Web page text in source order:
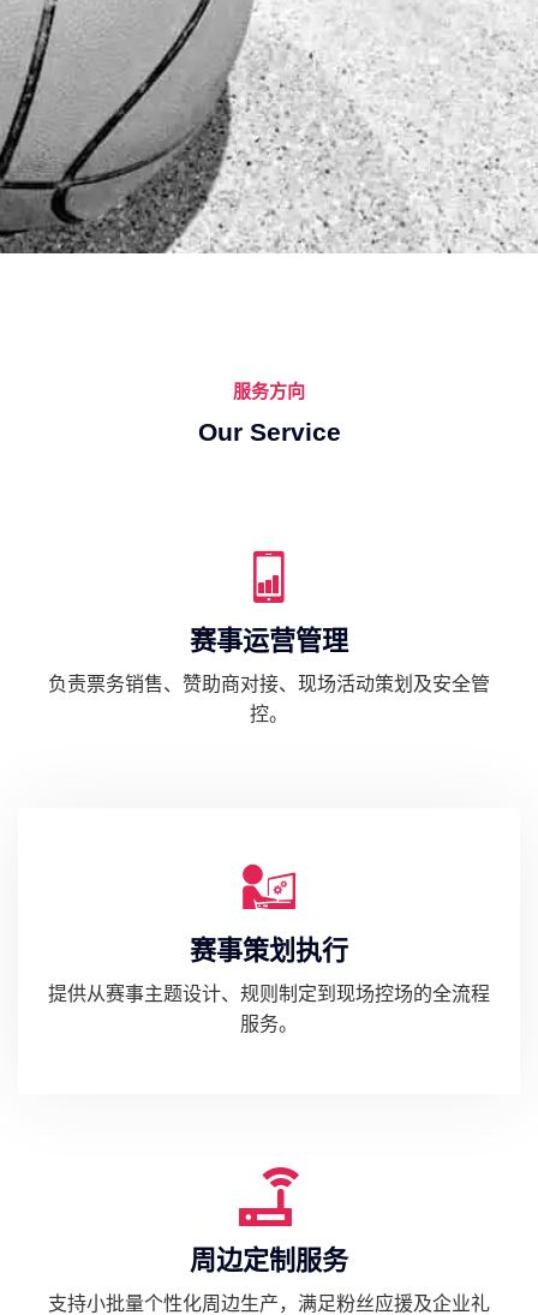
服务方向
Our Service
赛事运营管理
负责票务销售、赞助商对接、现场活动策划及安全管
控。
赛事策划执行
提供从赛事主题设计、规则制定到现场控场的全流程
服务。
周边定制服务
支持小批量个性化周边生产，满足粉丝应援及企业礼